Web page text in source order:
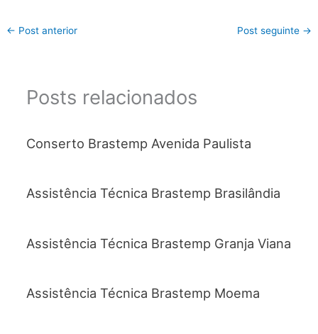
← Post anterior Post seguinte →
Posts relacionados
Conserto Brastemp Avenida Paulista
Assistência Técnica Brastemp Brasilândia
Assistência Técnica Brastemp Granja Viana
Assistência Técnica Brastemp Moema